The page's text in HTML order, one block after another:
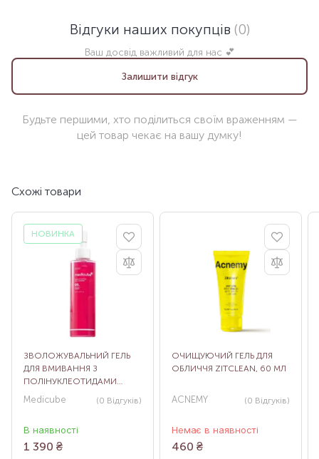
Відгуки наших покупців (0)
Ваш досвід важливий для нас 💕
Залишити відгук
Будьте першими, хто поділиться своїм враженням —
цей товар чекає на вашу думку!
Схожі товари
НОВИНКА
ЗВОЛОЖУВАЛЬНИЙ ГЕЛЬ
ДЛЯ ВМИВАННЯ З
ПОЛІНУКЛЕОТИДАМИ
MEDICUBE PDRN
HYDRATING GEL CLEANSER,
Medicube (0 Відгуків)
В наявності
1 390 ₴
ОЧИЩУЮЧИЙ ГЕЛЬ ДЛЯ
ОБЛИЧЧЯ ZITCLEAN, 60 МЛ
ACNEMY (0 Відгуків)
Немає в наявності
460 ₴